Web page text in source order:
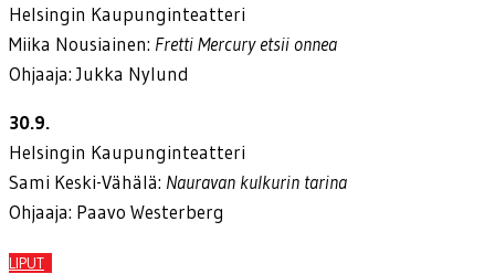
Helsingin Kaupunginteatteri
Miika Nousiainen: Fretti Mercury etsii onnea
Ohjaaja: Jukka Nylund
30.9.
Helsingin Kaupunginteatteri
Sami Keski-Vähälä: Nauravan kulkurin tarina
Ohjaaja: Paavo Westerberg
LIPUT